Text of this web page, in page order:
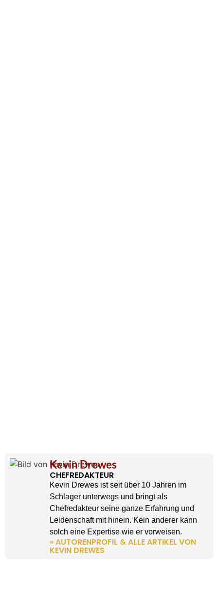
Kevin Drewes
CHEFREDAKTEUR
Kevin Drewes ist seit über 10 Jahren im
Schlager unterwegs und bringt als
Chefredakteur seine ganze Erfahrung und
Leidenschaft mit hinein. Kein anderer kann
solch eine Expertise wie er vorweisen.
» AUTORENPROFIL & ALLE ARTIKEL VON
KEVIN DREWES